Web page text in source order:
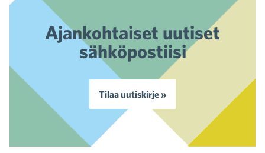
Ajankohtaiset uutiset
sähköpostiisi
Tilaa uutiskirje »